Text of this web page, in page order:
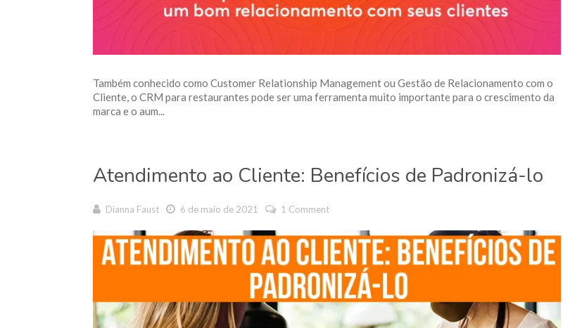
Também conhecido como Customer Relationship Management ou Gestão de Relacionamento com o
Cliente, o CRM para restaurantes pode ser uma ferramenta muito importante para o crescimento da
marca e o aum...
Atendimento ao Cliente: Benefícios de Padronizá-lo
Dianna Faust 6 de maio de 2021 1 Comment